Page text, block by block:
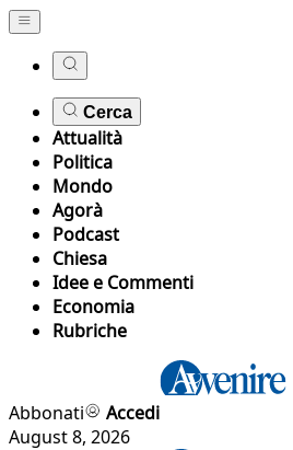
Cerca
Attualità
Politica
Mondo
Agorà
Podcast
Chiesa
Idee e Commenti
Economia
Rubriche
Abbonati
Accedi
August 8, 2026